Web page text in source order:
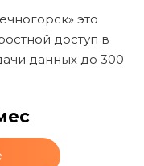
это
доступ в
данных до 300